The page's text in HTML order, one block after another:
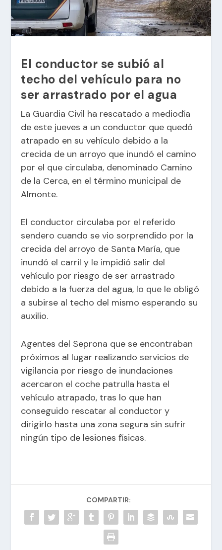
El conductor se subió al
techo del vehículo para no
ser arrastrado por el agua
La Guardia Civil ha rescatado a mediodía
de este jueves a un conductor que quedó
atrapado en su vehículo debido a la
crecida de un arroyo que inundó el camino
por el que circulaba, denominado Camino
de la Cerca, en el término municipal de
Almonte.
El conductor circulaba por el referido
sendero cuando se vio sorprendido por la
crecida del arroyo de Santa María, que
inundó el carril y le impidió salir del
vehículo por riesgo de ser arrastrado
debido a la fuerza del agua, lo que le obligó
a subirse al techo del mismo esperando su
auxilio.
Agentes del Seprona que se encontraban
próximos al lugar realizando servicios de
vigilancia por riesgo de inundaciones
acercaron el coche patrulla hasta el
vehículo atrapado, tras lo que han
conseguido rescatar al conductor y
dirigirlo hasta una zona segura sin sufrir
ningún tipo de lesiones físicas.
COMPARTIR: